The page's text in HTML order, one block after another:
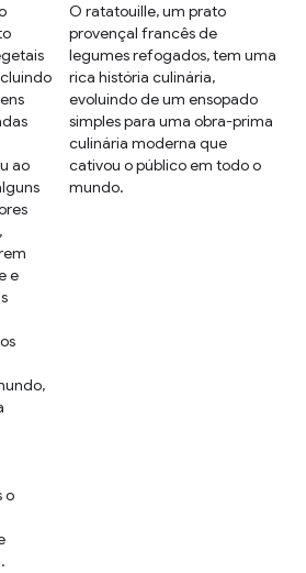
ao
e
o
O ratatouille, um prato
provençal francês de
legumes refogados, tem uma
rica história culinária,
evoluindo de um ensopado
simples para uma obra-prima
culinária moderna que
cativou o público em todo o
mundo.